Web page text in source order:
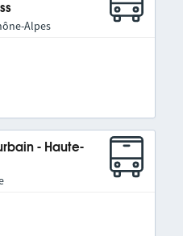
Alpes
- Haute-